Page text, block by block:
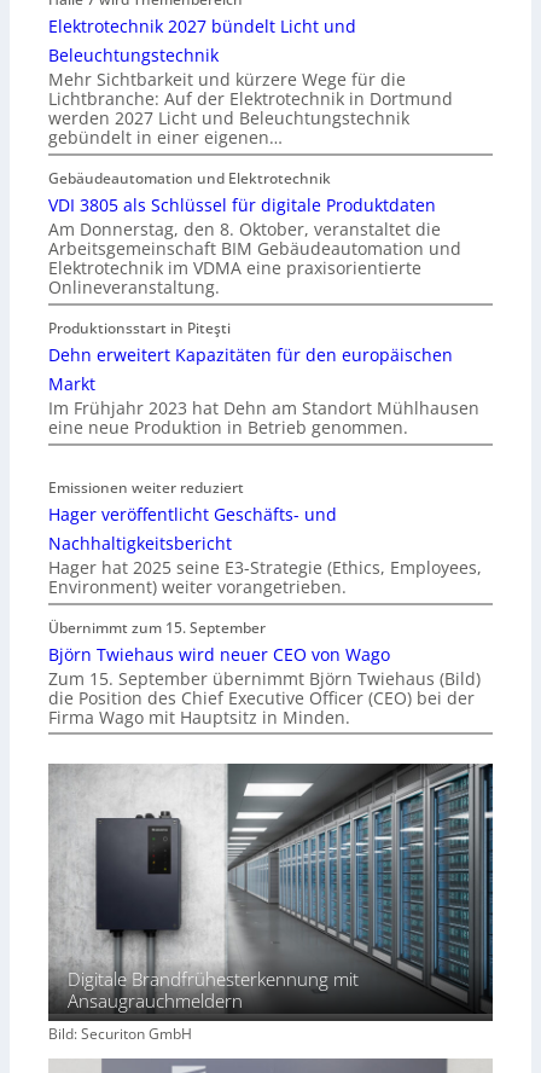
Elektrotechnik 2027 bündelt Licht und
Beleuchtungstechnik
Mehr Sichtbarkeit und kürzere Wege für die
Lichtbranche: Auf der Elektrotechnik in Dortmund
werden 2027 Licht und Beleuchtungstechnik
gebündelt in einer eigenen…
Gebäudeautomation und Elektrotechnik
VDI 3805 als Schlüssel für digitale Produktdaten
Am Donnerstag, den 8. Oktober, veranstaltet die
Arbeitsgemeinschaft BIM Gebäudeautomation und
Elektrotechnik im VDMA eine praxisorientierte
Onlineveranstaltung.
Produktionsstart in Piteşti
Dehn erweitert Kapazitäten für den europäischen
Markt
Im Frühjahr 2023 hat Dehn am Standort Mühlhausen
eine neue Produktion in Betrieb genommen.
Emissionen weiter reduziert
Hager veröffentlicht Geschäfts- und
Nachhaltigkeitsbericht
Hager hat 2025 seine E3-Strategie (Ethics, Employees,
Environment) weiter vorangetrieben.
Übernimmt zum 15. September
Björn Twiehaus wird neuer CEO von Wago
Zum 15. September übernimmt Björn Twiehaus (Bild)
die Position des Chief Executive Officer (CEO) bei der
Firma Wago mit Hauptsitz in Minden.
Digitale Brandfrühesterkennung mit
Ansaugrauchmeldern
Bild: Securiton GmbH